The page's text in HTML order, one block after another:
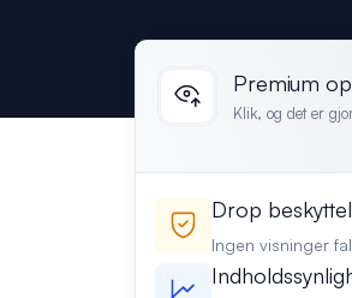
Premium
Klik, og det er
Drop
Ingen visninger